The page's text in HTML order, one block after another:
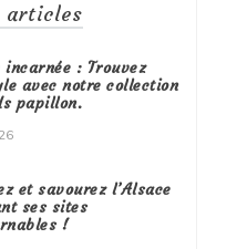
articles
incarnée : Trouvez
avec notre collection
papillon.
et savourez l’Alsace
ses sites
!